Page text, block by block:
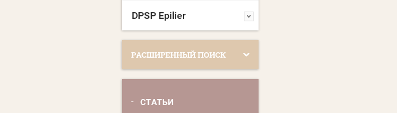
DPSP Epilier
РАСШИРЕННЫЙ ПОИСК
СТАТЬИ